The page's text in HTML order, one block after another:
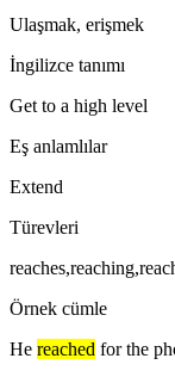
Ulaşmak, erişmek
İngilizce tanımı
Get to a high level
Eş anlamlılar
Extend
Türevleri
Örnek cümle
He reached for the